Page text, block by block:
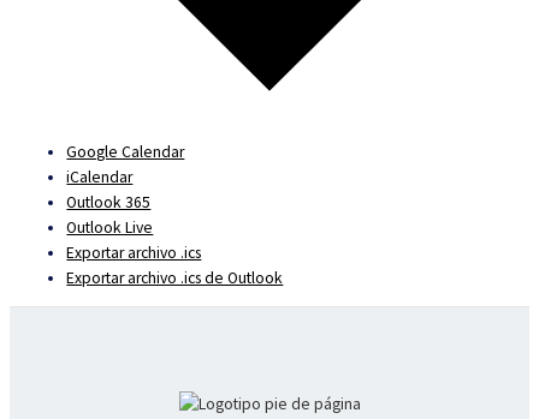
Google Calendar
iCalendar
Outlook 365
Outlook Live
Exportar archivo .ics
Exportar archivo .ics de Outlook